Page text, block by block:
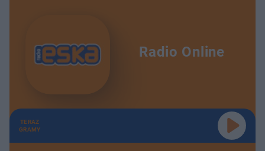
Radio Online
TERAZ
GRAMY